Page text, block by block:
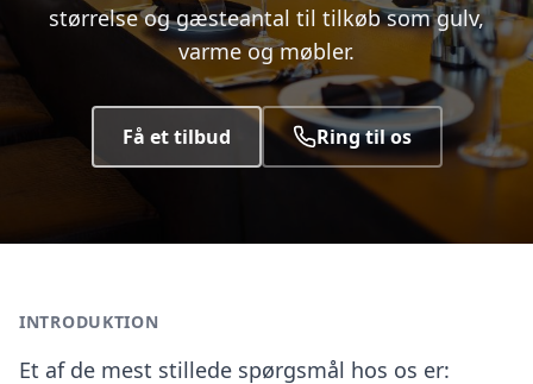
størrelse og gæsteantal til tilkøb som gulv,
varme og møbler.
Få et tilbud Ring til os
INTRODUKTION
Et af de mest stillede spørgsmål hos os er: